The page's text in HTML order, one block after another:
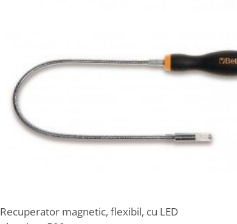
Recuperator magnetic, flexibil, cu LED